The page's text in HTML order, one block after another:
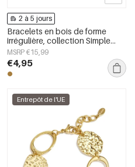
2 à 5 jours
Bracelets en bois de forme
irrégulière, collection Simple
Daily Simple, bijoux pour
femmes
MSRP €15,99
€4,95
Entrepôt de l'UE